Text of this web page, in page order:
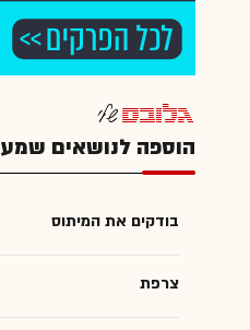
הוספה לנושאים
בודקים את המיתוס
צרפת